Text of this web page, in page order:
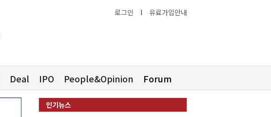
로그인 I 유료가입안내
Deal IPO People&Opinion Forum